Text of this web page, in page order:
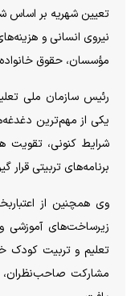
تعیین شهریه بر
نیروی انسانی و
مؤسسان، حقوق
رئیس سازمان ملی
یکی از مهم‌ترین
شرایط کنونی، تقویت
برنامه‌های تربیتی قرار
وی همچنین از
زیرساخت‌های
تعلیم و تربیت کودک
مشارکت صاحب‌نظران،